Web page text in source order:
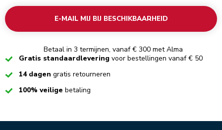
E-MAIL MIJ BIJ BESCHIKBAARHEID
Betaal in 3 termijnen, vanaf € 300 met Alma
CheckedGratis standaardlevering voor bestellingen vanaf € 50
Checked14 dagen gratis retourneren
Checked100% veilige betaling